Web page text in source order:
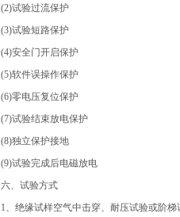
(2)试验过流保护
(3)试验短路保护
(4)安全门开启保护
(5)软件误操作保护
(6)零电压复位保护
(7)试验结束放电保护
(8)独立保护接地
(9)试验完成后电磁放电
六、试验方式
1、绝缘试样空气中击穿、耐压试验或阶梯